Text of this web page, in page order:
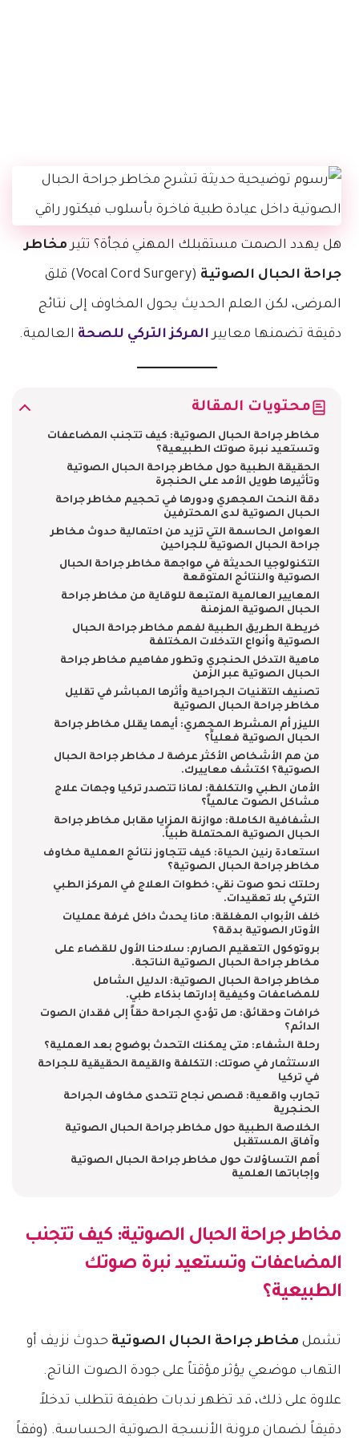
هل يهدد الصمت مستقبلك المهني فجأة؟ تثيرمخاطر
جراحة الحبال الصوتية (Vocal Cord Surgery) قلق
المرضى، لكن العلم الحديث يحول المخاوف إلى نتائج
دقيقة تضمنها معاييرالمركز التركي للصحة العالمية.
محتويات المقالة
مخاطر جراحة الحبال الصوتية: كيف تتجنب المضاعفات
وتستعيد نبرة صوتك الطبيعية؟
الحقيقة الطبية حول مخاطر جراحة الحبال الصوتية
وتأثيرها طويل الأمد على الحنجرة
دقة النحت المجهري ودورها في تحجيم مخاطر جراحة
الحبال الصوتية لدى المحترفين
العوامل الحاسمة التي تزيد من احتمالية حدوث مخاطر
جراحة الحبال الصوتية للجراحين
التكنولوجيا الحديثة في مواجهة مخاطر جراحة الحبال
الصوتية والنتائج المتوقعة
المعايير العالمية المتبعة للوقاية من مخاطر جراحة
الحبال الصوتية المزمنة
خريطة الطريق الطبية لفهم مخاطر جراحة الحبال
الصوتية وأنواع التدخلات المختلفة
ماهية التدخل الحنجري وتطور مفاهيم مخاطر جراحة
الحبال الصوتية عبر الزمن
تصنيف التقنيات الجراحية وأثرها المباشر في تقليل
مخاطر جراحة الحبال الصوتية
الليزر أم المشرط المجهري: أيهما يقلل مخاطر جراحة
الحبال الصوتية فعلياً؟
من هم الأشخاص الأكثر عرضة لـ مخاطر جراحة الحبال
الصوتية؟ اكتشف معاييرك.
الأمان الطبي والتكلفة: لماذا تتصدر تركيا وجهات علاج
مشاكل الصوت عالمياً؟
الشفافية الكاملة: موازنة المزايا مقابل مخاطر جراحة
الحبال الصوتية المحتملة طبياً.
استعادة رنين الحياة: كيف تتجاوز نتائج العملية مخاوف
مخاطر جراحة الحبال الصوتية؟
رحلتك نحو صوت نقي: خطوات العلاج في المركز الطبي
التركي بلا تعقيدات.
خلف الأبواب المغلقة: ماذا يحدث داخل غرفة عمليات
الأوتار الصوتية بدقة؟
بروتوكول التعقيم الصارم: سلاحنا الأول للقضاء على
مخاطر جراحة الحبال الصوتية الناتجة.
مخاطر جراحة الحبال الصوتية: الدليل الشامل
للمضاعفات وكيفية إدارتها بذكاء طبي.
خرافات وحقائق: هل تؤدي الجراحة حقاً إلى فقدان الصوت
الدائم؟
رحلة الشفاء: متى يمكنك التحدث بوضوح بعد العملية؟
الاستثمار في صوتك: التكلفة والقيمة الحقيقية للجراحة
في تركيا
تجارب واقعية: قصص نجاح تتحدى مخاوف الجراحة
الحنجرية
الخلاصة الطبية حول مخاطر جراحة الحبال الصوتية
وآفاق المستقبل
أهم التساؤلات حول مخاطر جراحة الحبال الصوتية
وإجاباتها العلمية
مخاطر جراحة الحبال الصوتية: كيف تتجنب
المضاعفات وتستعيد نبرة صوتك
الطبيعية؟
تشمل مخاطر جراحة الحبال الصوتية حدوث نزيف أو
التهاب موضعي يؤثر مؤقتاً على جودة الصوت الناتج.
علاوة على ذلك، قد تظهر ندبات طفيفة تتطلب تدخلاً
دقيقاً لضمان مرونة الأنسجة الصوتية الحساسة. (وفقاً